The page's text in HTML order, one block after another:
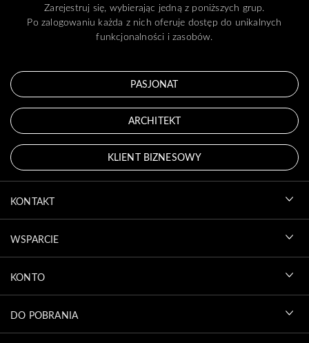
Zarejestruj się, wybierając jedną z poniższych grup.
Po zalogowaniu każda z nich oferuje dostęp do unikalnych
funkcjonalności i zasobów.
PASJONAT
ARCHITEKT
KLIENT BIZNESOWY
KONTAKT
WSPARCIE
KONTO
DO POBRANIA